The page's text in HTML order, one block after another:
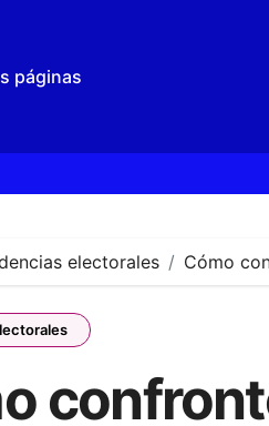
páginas
electorales Cómo